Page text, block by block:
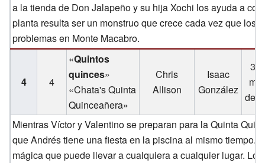
a la tienda de Don Jalapeño y su hija Xochi los ayuda a
planta resulta ser un monstruo que crece cada vez que los
problemas en Monte Macabro.
4 4
«Quintos
quinces»
«Chata's Quinta
Quinceañera»
Chris
Allison
Isaac
González
30
de
Mientras Víctor y Valentino se preparan para la Quinta
que Andrés tiene una fiesta en la piscina al mismo tiempo.
mágica que puede llevar a cualquiera a cualquier lugar.